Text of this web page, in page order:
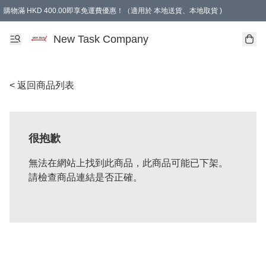
購物滿 HKD 400.00即享免運費優惠！（適用於 本地送貨、本地取貨 )
New Task Company
< 返回商品列表
很抱歉
無法在網站上找到此商品，此商品可能已下架。
請檢查商品連結是否正確。